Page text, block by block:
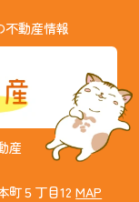
不動産情報
産
町５丁目12MAP